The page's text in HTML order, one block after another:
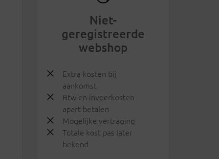
Niet-
geregistreerde
webshop
Extra kosten bij
aankomst
Btw en invoerkosten
apart betalen
Mogelijke vertraging
Totale kost pas later
bekend